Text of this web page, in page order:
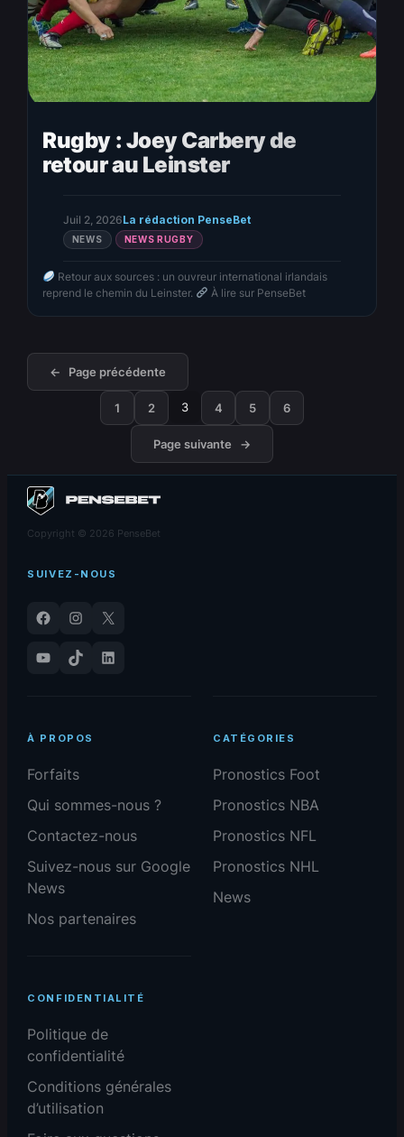
Rugby : Joey Carbery de
retour au Leinster
Juil 2, 2026La rédaction PenseBet
NEWS NEWS RUGBY
Retour aux sources : un ouvreur international irlandais
reprend le chemin du Leinster.
À lire sur PenseBet
← Page précédente
1 2 3 4 5 6
Page suivante →
Copyright © 2026 PenseBet
SUIVEZ-NOUS
Facebook Instagram
X
YouTube
TikTok LinkedIn
À PROPOS
Forfaits
Qui sommes-nous ?
Contactez-nous
Suivez-nous sur Google
News
Nos partenaires
CATÉGORIES
Pronostics Foot
Pronostics NBA
Pronostics NFL
Pronostics NHL
News
CONFIDENTIALITÉ
Politique de
confidentialité
Conditions générales
d’utilisation